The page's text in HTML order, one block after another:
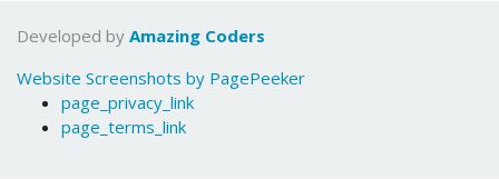
Developed by Amazing Coders
Website Screenshots by PagePeeker
page_privacy_link
page_terms_link